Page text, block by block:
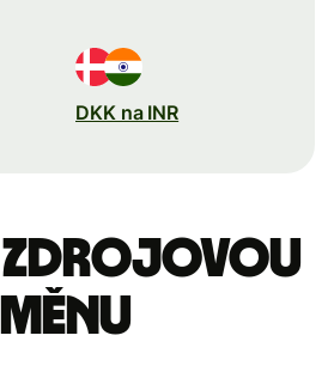
DKK na INR
zdrojovou
měnu